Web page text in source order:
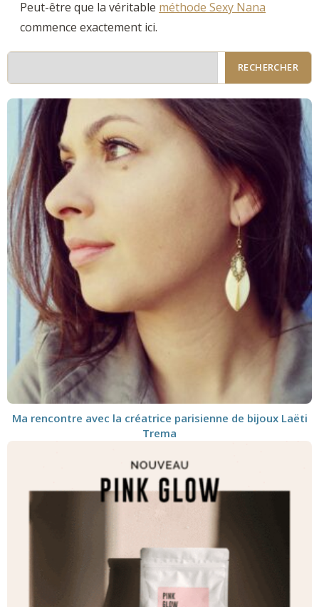
Peut-être que la véritable méthode Sexy Nana
commence exactement ici.
RECHERCHER
Ma rencontre avec la créatrice parisienne de bijoux Laëti
Trema